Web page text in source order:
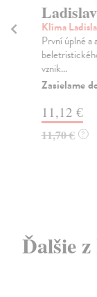
Klíma
První úplné
vznik...
Zasielame
11,12 €
11,70 € ?
Ďalšie